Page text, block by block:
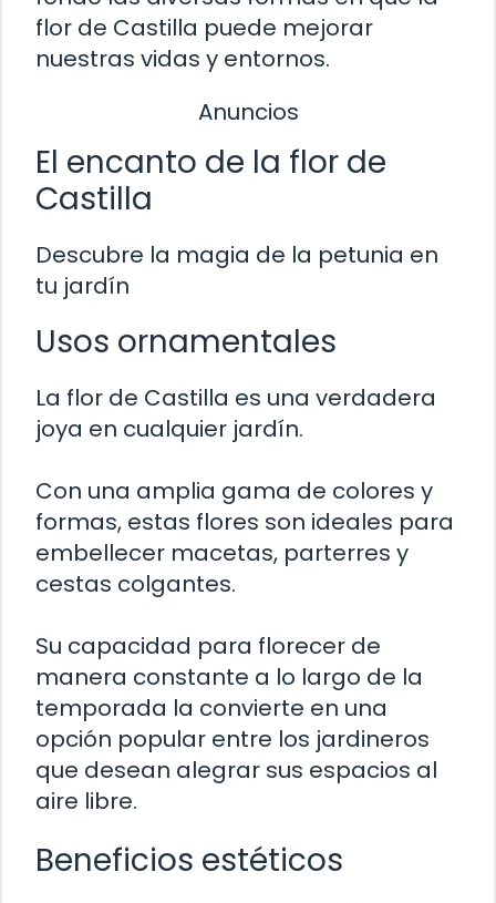
flor de Castilla puede mejorar
nuestras vidas y entornos.
Anuncios
El encanto de la flor de
Castilla
Descubre la magia de la petunia en
tu jardín
Usos ornamentales
La flor de Castilla es una verdadera
joya en cualquier jardín.
Con una amplia gama de colores y
formas, estas flores son ideales para
embellecer macetas, parterres y
cestas colgantes.
Su capacidad para florecer de
manera constante a lo largo de la
temporada la convierte en una
opción popular entre los jardineros
que desean alegrar sus espacios al
aire libre.
Beneficios estéticos